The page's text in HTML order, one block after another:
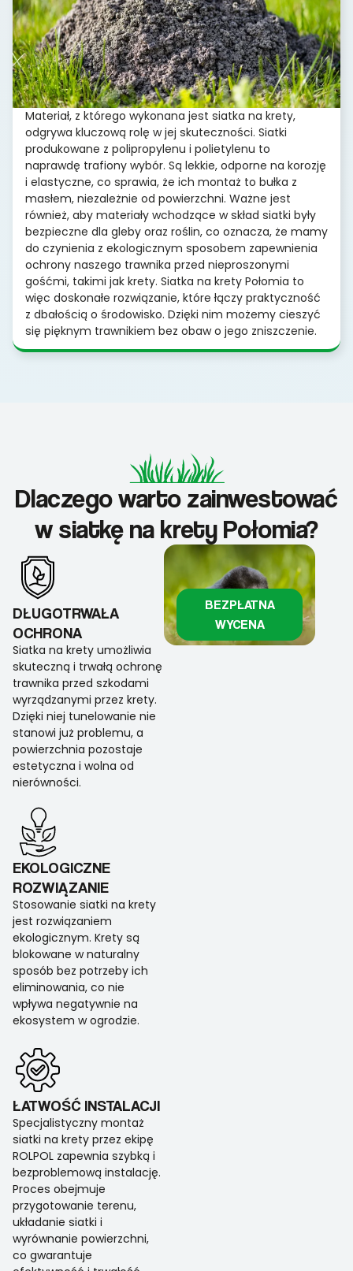
Materiał, z którego wykonana jest siatka na krety,
odgrywa kluczową rolę w jej skuteczności. Siatki
produkowane z polipropylenu i polietylenu to
naprawdę trafiony wybór. Są lekkie, odporne na korozję
i elastyczne, co sprawia, że ich montaż to bułka z
masłem, niezależnie od powierzchni. Ważne jest
również, aby materiały wchodzące w skład siatki były
bezpieczne dla gleby oraz roślin, co oznacza, że mamy
do czynienia z ekologicznym sposobem zapewnienia
ochrony naszego trawnika przed nieproszonymi
gośćmi, takimi jak krety. Siatka na krety Połomia to
więc doskonałe rozwiązanie, które łączy praktyczność
z dbałością o środowisko. Dzięki nim możemy cieszyć
się pięknym trawnikiem bez obaw o jego zniszczenie.
Dlaczego warto zainwestować
w siatkę na krety Połomia?
DŁUGOTRWAŁA
OCHRONA
Siatka na krety umożliwia
skuteczną i trwałą ochronę
trawnika przed szkodami
wyrządzanymi przez krety.
Dzięki niej tunelowanie nie
stanowi już problemu, a
powierzchnia pozostaje
estetyczna i wolna od
nierówności.
EKOLOGICZNE
ROZWIĄZANIE
Stosowanie siatki na krety
jest rozwiązaniem
ekologicznym. Krety są
blokowane w naturalny
sposób bez potrzeby ich
eliminowania, co nie
wpływa negatywnie na
ekosystem w ogrodzie.
ŁATWOŚĆ INSTALACJI
Specjalistyczny montaż
siatki na krety przez ekipę
ROLPOL zapewnia szybką i
bezproblemową instalację.
Proces obejmuje
przygotowanie terenu,
układanie siatki i
wyrównanie powierzchni,
co gwarantuje
BEZPŁATNA
WYCENA